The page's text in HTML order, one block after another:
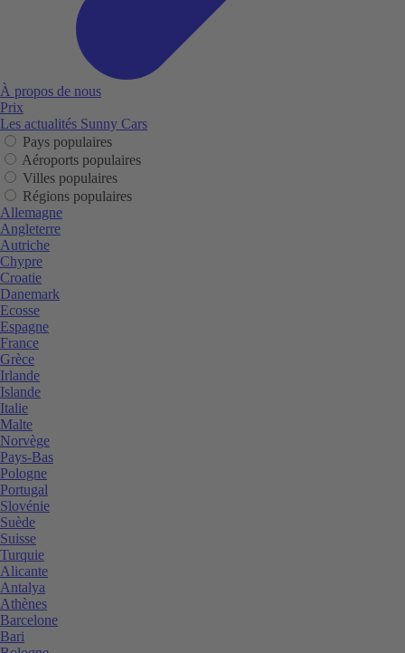
À propos de nous
Prix
Les actualités Sunny Cars
Pays populaires
Aéroports populaires
Villes populaires
Régions populaires
Allemagne
Angleterre
Autriche
Chypre
Croatie
Danemark
Ecosse
Espagne
France
Grèce
Irlande
Islande
Italie
Malte
Norvège
Pays-Bas
Pologne
Portugal
Slovénie
Suède
Suisse
Turquie
Alicante
Antalya
Athènes
Barcelone
Bari